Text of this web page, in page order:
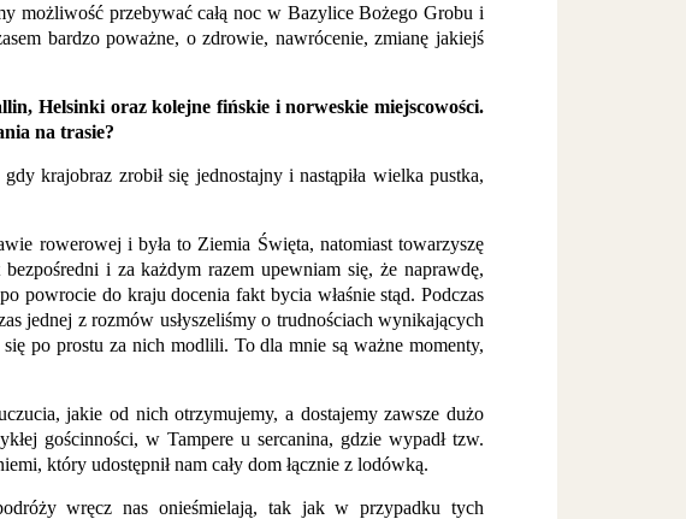
możliwość przebywać całą noc w Bazylice Bożego Grobu i
bardzo poważne, o zdrowie, nawrócenie, zmianę jakiejś
Helsinki oraz kolejne fińskie i norweskie miejscowości.
na trasie?
krajobraz zrobił się jednostajny i nastąpiła wielka pustka,
rowerowej i była to Ziemia Święta, natomiast towarzyszę
i za każdym razem upewniam się, że naprawdę,
powrocie do kraju docenia fakt bycia właśnie stąd. Podczas
jednej z rozmów usłyszeliśmy o trudnościach wynikających
po prostu za nich modlili. To dla mnie są ważne momenty,
jakie od nich otrzymujemy, a dostajemy zawsze dużo
gościnności, w Tampere u sercanina, gdzie wypadł tzw.
który udostępnił nam cały dom łącznie z lodówką.
wręcz nas onieśmielają, tak jak w przypadku tych